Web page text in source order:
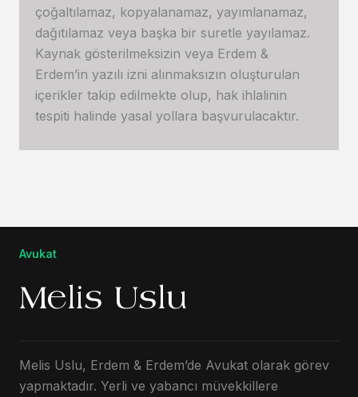
çoğaltılamaz, kopyalanamaz, yayımlanamaz,
dağıtılamaz veya başka bir suretle yayılamaz.
Kaynak gösterilmeksizin veya Erdem &
Erdem’in yazılı izni alınmaksızın oluşturulan
içerikler takip edilmekte olup, hak ihlalinin
tespiti halinde yasal yollara başvurulacaktır.
Avukat
Melis Uslu
Melis Uslu, Erdem & Erdem’de Avukat olarak görev
yapmaktadır. Yerli ve yabancı müvekkillere